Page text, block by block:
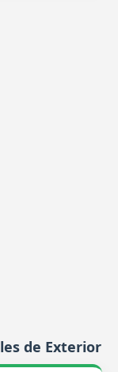
de Exterior